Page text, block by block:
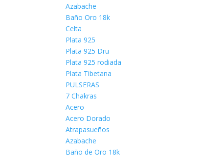
Azabache
Baño Oro 18k
Celta
Plata 925
Plata 925 Dru
Plata 925 rodiada
Plata Tibetana
PULSERAS
7 Chakras
Acero
Acero Dorado
Atrapasueños
Azabache
Baño de Oro 18k